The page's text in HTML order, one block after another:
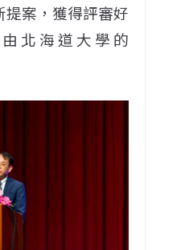
提案，獲得評審好
北海道大學的